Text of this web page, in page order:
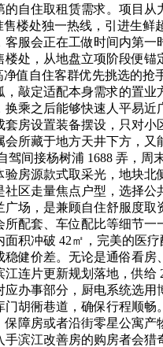
自住取租赁需求。项目
楼处独一热线，引进生
服会正在工做时间内第
处，从地盘立项阶段便
值自住客群优先挑选的
敲定适配本身需求的置
乘之后能够快速人平易
房设置装备摆设，只对
所藏于地方天井下方，
驾间接杨树浦 1688 弄，
房源款式取采光，地块
区走量焦点户型，选择
场，是兼顾自住舒服度
配套、车位配比等细节
积冲破 42㎡，完美的医
健价差。无论是通俗看
连片更新规划落地，供
应办事部分，厨电系统选
胡衕巷道，确保行程顺
障房或者沿街零星公寓
滨江改善房的购房者会